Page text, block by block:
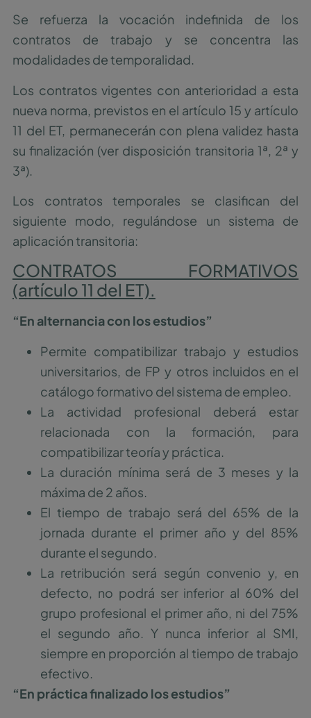
Se refuerza la vocación indefinida de los
contratos de trabajo y se concentra las
modalidades de temporalidad.
Los contratos vigentes con anterioridad a esta
nueva norma, previstos en el artículo 15 y artículo
11 del ET, permanecerán con plena validez hasta
su finalización (ver disposición transitoria 1ª, 2ª y
3ª).
Los contratos temporales se clasifican del
siguiente modo, regulándose un sistema de
aplicación transitoria:
CONTRATOS FORMATIVOS
(artículo 11 del ET).
“En alternancia con los estudios”
Permite compatibilizar trabajo y estudios
universitarios, de FP y otros incluidos en el
catálogo formativo del sistema de empleo.
La actividad profesional deberá estar
relacionada con la formación, para
compatibilizar teoría y práctica.
La duración mínima será de 3 meses y la
máxima de 2 años.
El tiempo de trabajo será del 65% de la
jornada durante el primer año y del 85%
durante el segundo.
La retribución será según convenio y, en
defecto, no podrá ser inferior al 60% del
grupo profesional el primer año, ni del 75%
el segundo año. Y nunca inferior al SMI,
siempre en proporción al tiempo de trabajo
efectivo.
“En práctica finalizado los estudios”